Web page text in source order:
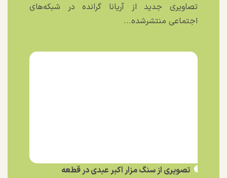
تصاویری جدید از آریانا گرانده در شبکه‌های
اجتماعی منتشرشده...
تصویری از سنگ مزار اکبر عبدی در قطعه